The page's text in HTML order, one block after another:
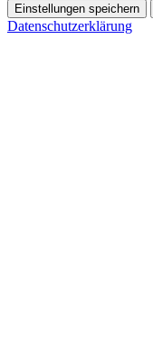
Einstellungen speichern
Datenschutzerklärung